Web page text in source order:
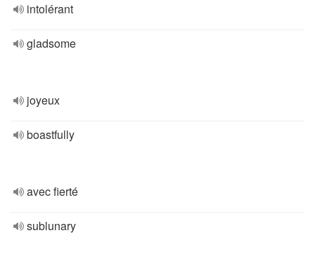
intolérant
gladsome
joyeux
boastfully
avec fierté
sublunary